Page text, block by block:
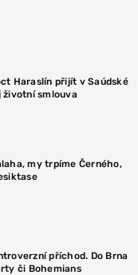
Haraslín přijít v Saúdské
životní smlouva
my trpíme Černého,
příchod. Do Brna
či Bohemians